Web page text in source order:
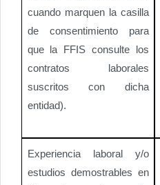
cuando marquen la casilla
de consentimiento para
que la FFIS consulte los
contratos laborales
suscritos con dicha
entidad).
Experiencia laboral y/o
estudios demostrables en